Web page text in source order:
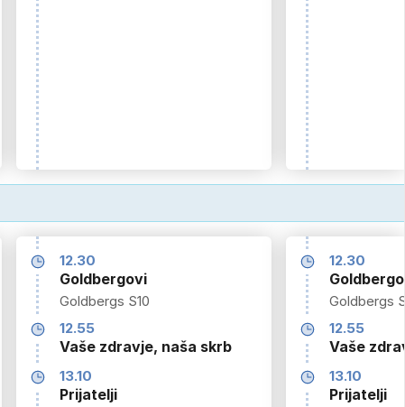
12.30
Goldbergovi
Goldbergs S10
12.55
Vaše zdravje, naša skrb
13.10
Prijatelji
12.30
Goldbergs
12.55
Vaše
13.10
Prijatelji